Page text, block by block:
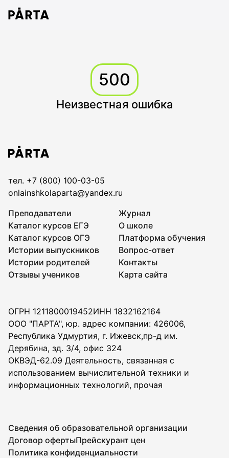
500
Неизвестная ошибка
тел. +7 (800) 100-03-05
onlainshkolaparta@yandex.ru
Преподаватели
Каталог курсов ЕГЭ
Каталог курсов ОГЭ
Истории выпускников
Истории родителей
Отзывы учеников
Журнал
О школе
Платформа обучения
Вопрос-ответ
Контакты
Карта сайта
ОГРН 1211800019452ИНН 1832162164
ООО "ПАРТА", юр. адрес компании: 426006,
Республика Удмуртия, г. Ижевск,пр-д им.
Дерябина, зд. 3/4, офис 324
ОКВЭД-62.09 Деятельность, связанная с
использованием вычислительной техники и
информационных технологий, прочая
Сведения об образовательной организации
Договор офертыПрейскурант цен
Политика конфиденциальности